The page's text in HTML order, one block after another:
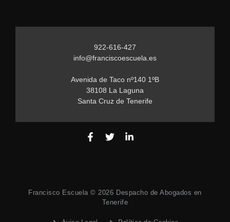
922-616-427
info@franciscoescuela.es
Avenida de Taco nº140 1ºB
38108 La Laguna
Santa Cruz de Tenerife
Francisco Escuela © 2026 Despacho de Abogados en
Tenerife